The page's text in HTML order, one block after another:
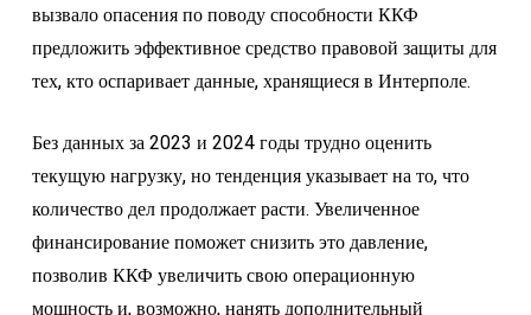
вызвало опасения по поводу способности ККФ
предложить эффективное средство правовой защиты для
тех, кто оспаривает данные, хранящиеся в Интерполе.
Без данных за 2023 и 2024 годы трудно оценить
текущую нагрузку, но тенденция указывает на то, что
количество дел продолжает расти. Увеличенное
финансирование поможет снизить это давление,
позволив ККФ увеличить свою операционную
мощность и, возможно, нанять дополнительный